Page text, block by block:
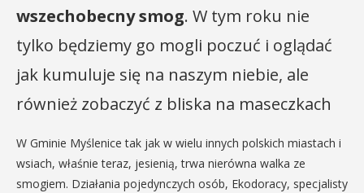
wszechobecny smog. W tym roku nie
tylko będziemy go mogli poczuć i oglądać
jak kumuluje się na naszym niebie, ale
również zobaczyć z bliska na maseczkach
W Gminie Myślenice tak jak w wielu innych polskich miastach i
wsiach, właśnie teraz, jesienią, trwa nierówna walka ze
smogiem. Działania pojedynczych osób, Ekodoracy, specjalisty